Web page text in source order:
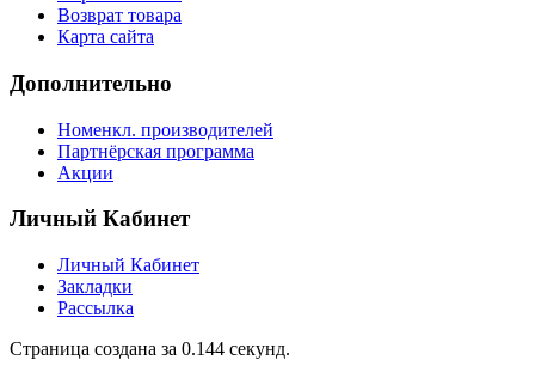
Возврат товара
Карта сайта
Дополнительно
Номенкл. производителей
Партнёрская программа
Акции
Личный Кабинет
Личный Кабинет
Закладки
Рассылка
Страница создана за 0.144 секунд.